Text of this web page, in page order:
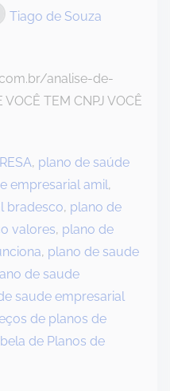
Tiago de Souza
analise-de-
TEM CNPJ VOCÊ
, plano de saúde
empresarial amil,
bradesco, plano de
valores, plano de
, plano de saude
de saude
saude empresarial
de planos de
de Planos de